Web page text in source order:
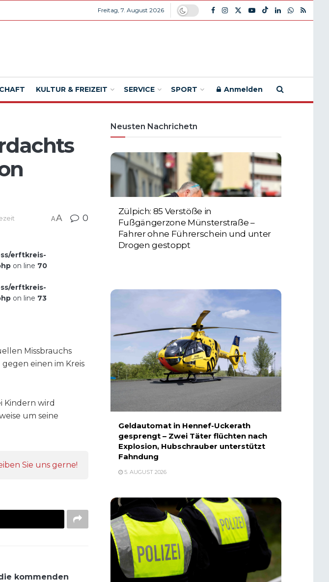
Freitag, 7. August 2026
KULTUR & FREIZEIT SERVICE SPORT Anmelden
AA 0
erftkreis-
on line 70
erftkreis-
on line 73
Missbrauchs
einen im Kreis
Kindern wird
um seine
Sie uns gerne!
kommenden
Neusten Nachrichetn
Zülpich: 85 Verstöße in
Fußgängerzone Münsterstraße –
Fahrer ohne Führerschein und unter
Drogen gestoppt
Geldautomat in Hennef-Uckerath
gesprengt – Zwei Täter flüchten nach
Explosion, Hubschrauber unterstützt
Fahndung
5. AUGUST 2026